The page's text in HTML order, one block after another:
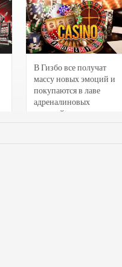
В Гизбо все получат
массу новых эмоций и
покупаются в лаве
адреналиновых
страстей